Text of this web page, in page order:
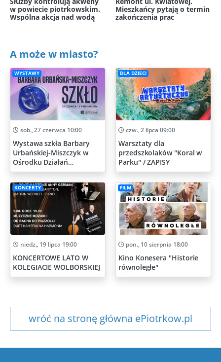
w powiecie piotrkowskim.
Wspólna akcja nad wodą
Mieszkańcy pytają o termin
zakończenia prac
A może w miasto?
WYSTAWY
sob., 27 czerwca 10:00
Wystawa szkła Barbary
Urbańskiej-Miszczyk w
Ośrodku Działań
Artystycznych
DLA DZIECI
czw., 2 lipca 09:00
Warsztaty dla
przedszkolaków "Koral w
Parku" / ZAPISY
KONCERTY
niedz., 19 lipca 19:00
KONCERTOWE LATO W
KOLEGIACIE WOLBORSKIEJ
FILM
pon., 10 sierpnia 18:00
Kino Konesera "Historie
równoległe"
wróć na stronę główna ePiotrkow.pl